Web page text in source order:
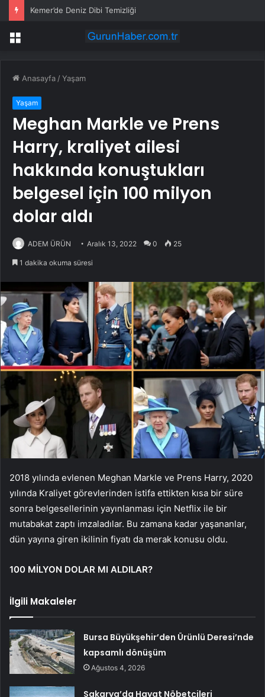
Kemer’de Deniz Dibi Temizliği
Menü
Anasayfa /Yaşam
Yaşam
Meghan Markle ve Prens
Harry, kraliyet ailesi
hakkında konuştukları
belgesel için 100 milyon
dolar aldı
ADEM ÜRÜN Aralık 13, 2022 0 25
1 dakika okuma süresi
2018 yılında evlenen Meghan Markle ve Prens Harry, 2020
yılında Kraliyet görevlerinden istifa ettikten kısa bir süre
sonra belgesellerinin yayınlanması için Netflix ile bir
mutabakat zaptı imzaladılar. Bu zamana kadar yaşananlar,
dün yayına giren ikilinin fiyatı da merak konusu oldu.
100 MİLYON DOLAR MI ALDILAR?
İlgili Makaleler
Bursa Büyükşehir’den Ürünlü Deresi’nde
kapsamlı dönüşüm
Ağustos 4, 2026
Sakarya’da Hayat Nöbetçileri